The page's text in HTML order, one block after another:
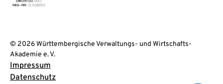
© 2026 Württembergische Verwaltungs- und Wirtschafts-
Akademie e. V.
Impressum
Datenschutz